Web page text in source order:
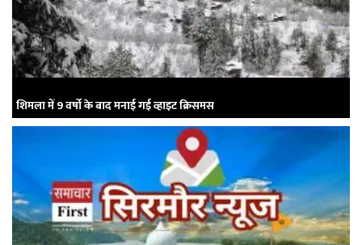
शिमला में 9 वर्षो के बाद मनाई गई व्हाइट क्रिसमस